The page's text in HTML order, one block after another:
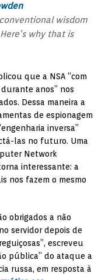
wisdom
why that is
que a NSA “com
anos” nos
Dessa maneira a
de espionagem
inversa”
las no futuro. Uma
Network
interessante: a
nos fazem o mesmo
obrigados a não
servidor depois de
escreveu
pública” do ataque a
russa, em resposta à